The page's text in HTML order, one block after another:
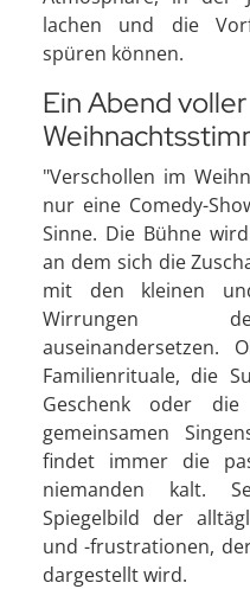
lachen und die
spüren können.
Ein Abend voller
"Verschollen im
nur eine Comedy-
Sinne. Die Bühne
an dem sich die
mit den kleinen
Wirrungen
Familienrituale, die
Geschenk oder die
gemeinsamen
findet immer die
niemanden kalt.
Spiegelbild der
und -frustrationen,
dargestellt wird.